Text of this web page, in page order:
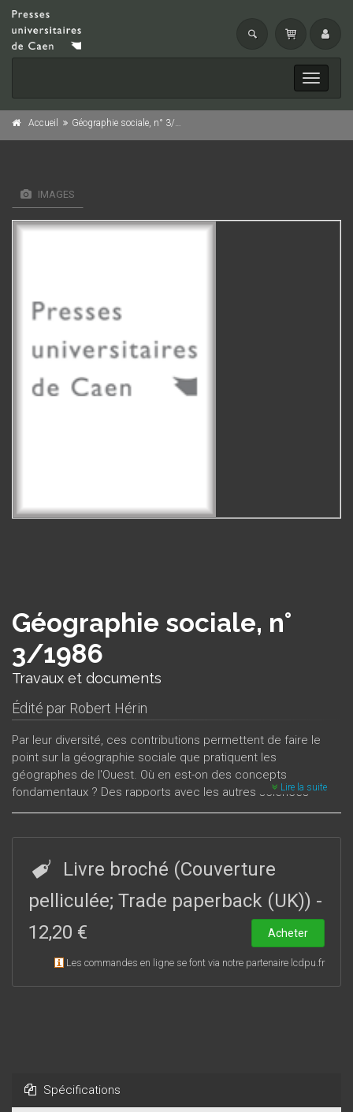
Toggle
Accueil Géographie sociale, n° 3/1986
IMAGES
Géographie sociale, n°
3/1986
Travaux et documents
Édité par Robert Hérin
Par leur diversité, ces contributions permettent de faire le
point sur la géographie sociale que pratiquent les
géographes de l'Ouest. Où en est-on des concepts
fondamentaux ? Des rapports avec les autres sciences
sociales, avec les autres écoles nationales de géographie
syndicaux, sur les phénomènes de ségrégation dans les
ensembles hlm et les modalités urbaines, ou encore sur les
caractéristiques et les faits de la crise industrielle, illustrent la
diversité des thèmes des recherches en cours et leur
convergence dans une approche géographique des
Lire la suite
Livre broché (Couverture
pelliculée; Trade paperback (UK)) -
12,20 €
Acheter
Les commandes en ligne se font via notre partenaire lcdpu.fr
Spécifications